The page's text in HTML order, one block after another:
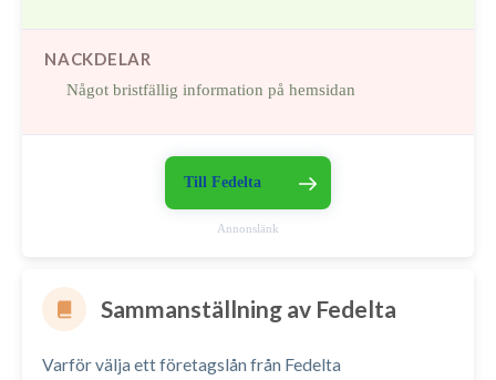
NACKDELAR
Något bristfällig information på hemsidan
Till Fedelta
Annonslänk
Sammanställning av Fedelta
Varför välja ett företagslån från Fedelta